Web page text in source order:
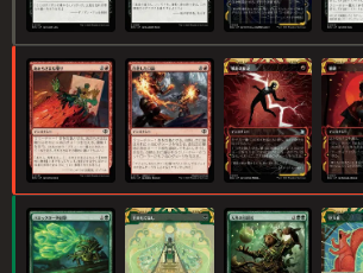
あからさまな嘲(あざけ)り白(はく)熱(ねつ)した口(こう)論(ろん)
噴(ふん)出(しゅつ)の稲(い
削(さ
バロッグの一(いっ)斉(せい)射(しゃ)撃(げき)
王(おう)のもてなし 大(だい)界(かい)の回(かい)
巨(きょ